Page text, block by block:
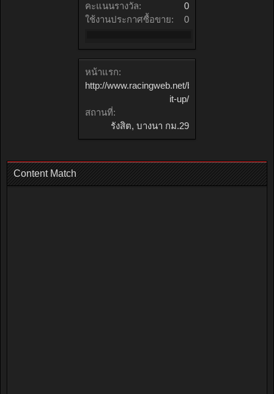
คะแนนรางวัล:
0
ใช้งานประกาศซื้อขาย:
0
หน้าแรก:
http://www.racingweb.net/break-
it-up/
สถานที่:
รังสิต, บางนา กม.29
Content Match